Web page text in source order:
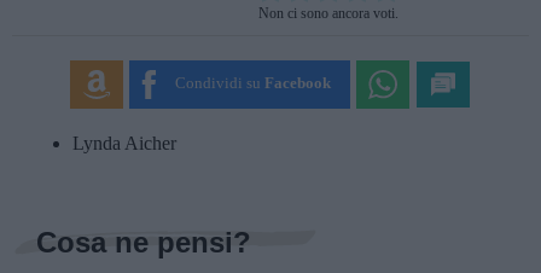
SUBMIT RATING
Non ci sono ancora voti.
Condividi su Facebook
Lynda Aicher
Cosa ne pensi?